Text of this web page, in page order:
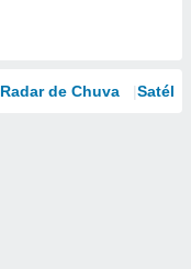
Radar de Chuva